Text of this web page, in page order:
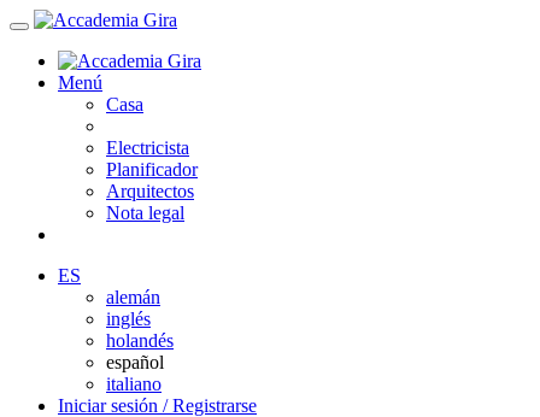
Menú
Casa
Electricista
Planificador
Arquitectos
Nota legal
ES
alemán
inglés
holandés
español
italiano
Iniciar sesión / Registrarse